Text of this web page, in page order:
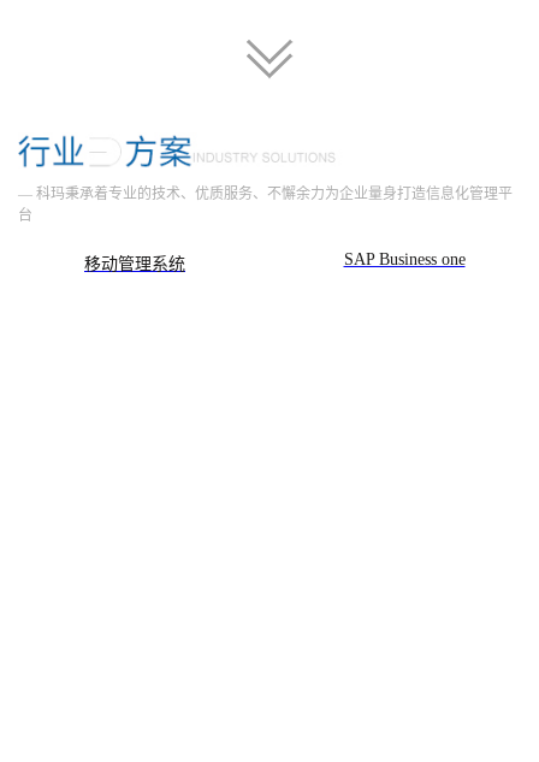
— 科玛秉承着专业的技术、优质服务、不懈余力为企业量身打造信息化管理平
台
移动管理系统 SAP Business one